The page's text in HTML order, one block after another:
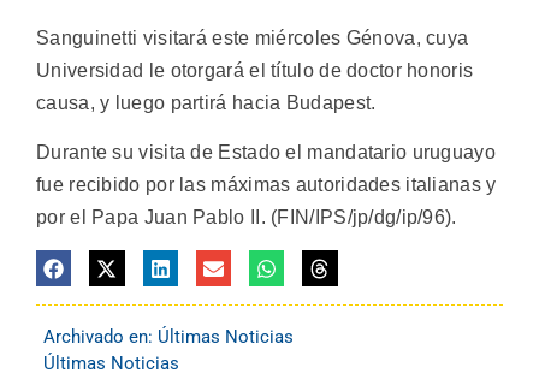
Sanguinetti visitará este miércoles Génova, cuya
Universidad le otorgará el título de doctor honoris
causa, y luego partirá hacia Budapest.
Durante su visita de Estado el mandatario uruguayo
fue recibido por las máximas autoridades italianas y
por el Papa Juan Pablo II. (FIN/IPS/jp/dg/ip/96).
Archivado en: Últimas Noticias
Últimas Noticias